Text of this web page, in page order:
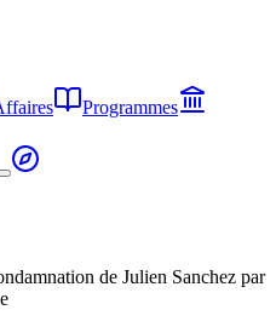
Programmes
de Julien Sanchez par